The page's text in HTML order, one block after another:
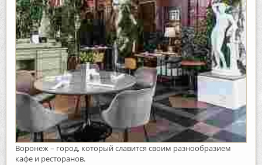
Воронеж – город, который славится своим разнообразием
кафе и ресторанов.